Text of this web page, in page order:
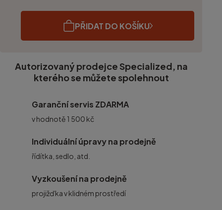
PŘIDAT DO KOŠÍKU
Autorizovaný prodejce Specialized, na
kterého se můžete spolehnout
Garanční servis ZDARMA
v hodnotě 1 500 kč
Individuální úpravy na prodejně
řídítka, sedlo, atd.
Vyzkoušení na prodejně
projižďka v klidném prostředí